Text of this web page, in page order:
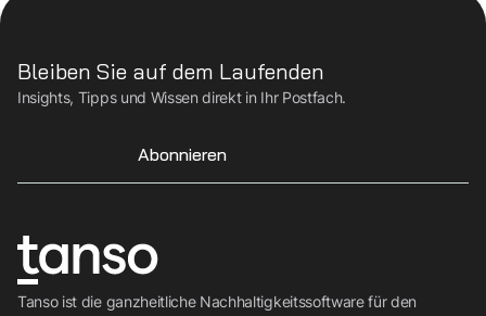
Tanso ist die ganzheitliche Nachhaltigkeitssoftware für den
Bleiben Sie auf dem Laufenden
Insights, Tipps und Wissen direkt in Ihr Postfach.
Abonnieren